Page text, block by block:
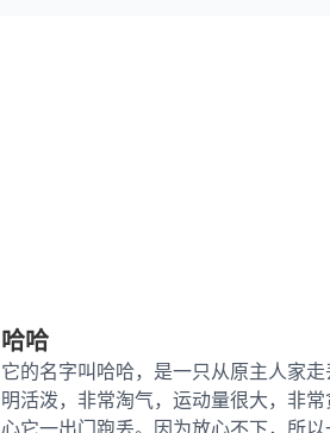
哈哈
它的名字叫哈哈，是一只从原主人家走
明活泼，非常淘气，运动量很大，非常
心它一出门跑丢。因为放心不下，所以